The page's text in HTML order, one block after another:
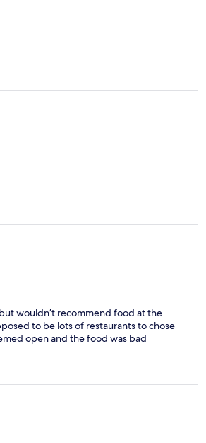
wouldn’t recommend food at the
to be lots of restaurants to chose
open and the food was bad